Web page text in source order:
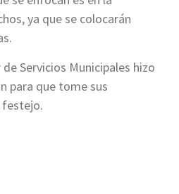
ya que se colocarán
Servicios Municipales hizo
para que tome sus
festejo.